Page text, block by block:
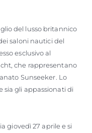
del lusso britannico
saloni nautici del
esclusivo al
che rappresentano
Sunseeker. Lo
sia gli appassionati di
giovedì 27 aprile e si